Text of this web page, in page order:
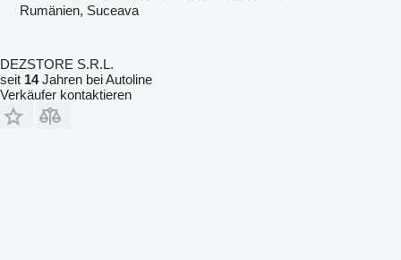
Rumänien, Suceava
DEZSTORE S.R.L.
seit 14Jahren bei Autoline
Verkäufer kontaktieren